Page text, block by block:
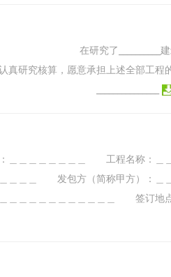
了__________建筑安
真研究核算，愿意承担上述全部工程
＿＿＿＿＿＿＿ 工程名称：＿＿
＿＿ 发包方（简称甲方）：＿＿
＿＿＿＿＿＿＿＿＿＿ 签订地点